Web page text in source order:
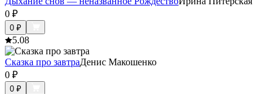
0 ₽
0 ₽
5.08
Сказка про завтраДенис Макошенко
0 ₽
0 ₽